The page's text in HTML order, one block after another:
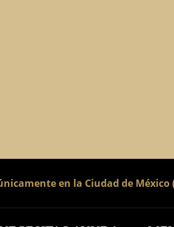
en la Ciudad de